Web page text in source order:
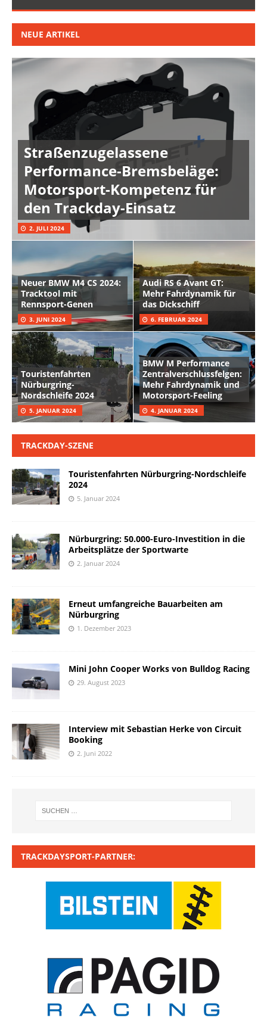
NEUE ARTIKEL
Straßenzugelassene
Performance-Bremsbeläge:
Motorsport-Kompetenz für
den Trackday-Einsatz
2. JULI 2024
Neuer BMW M4 CS 2024:
Tracktool mit
Rennsport-Genen
3. JUNI 2024
Audi RS 6 Avant GT:
Mehr Fahrdynamik für
das Dickschiff
6. FEBRUAR 2024
Touristenfahrten
Nürburgring-
Nordschleife 2024
5. JANUAR 2024
BMW M Performance
Zentralverschlussfelgen:
Mehr Fahrdynamik und
Motorsport-Feeling
4. JANUAR 2024
TRACKDAY-SZENE
Touristenfahrten Nürburgring-Nordschleife
2024
5. Januar 2024
Nürburgring: 50.000-Euro-Investition in die
Arbeitsplätze der Sportwarte
2. Januar 2024
Erneut umfangreiche Bauarbeiten am
Nürburgring
1. Dezember 2023
Mini John Cooper Works von Bulldog Racing
29. August 2023
Interview mit Sebastian Herke von Circuit
Booking
2. Juni 2022
TRACKDAYSPORT-PARTNER: